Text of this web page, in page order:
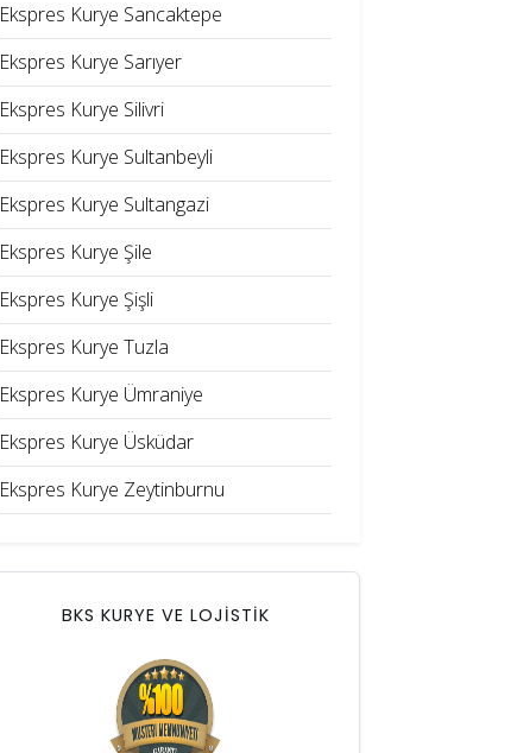
Ekspres Kurye Sancaktepe
Ekspres Kurye Sarıyer
Ekspres Kurye Silivri
Ekspres Kurye Sultanbeyli
Ekspres Kurye Sultangazi
Ekspres Kurye Şile
Ekspres Kurye Şişli
Ekspres Kurye Tuzla
Ekspres Kurye Ümraniye
Ekspres Kurye Üsküdar
Ekspres Kurye Zeytinburnu
BKS KURYE VE LOJİSTİK